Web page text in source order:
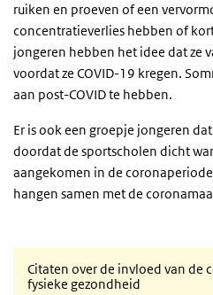
ruiken en proeven of een
concentratieverlies hebben of
jongeren hebben het idee dat ze
voordat ze COVID-19 kregen.
aan post-COVID te hebben.
Er is ook een groepje jongeren
doordat de sportscholen dicht
aangekomen in de
hangen samen met de
Citaten over de invloed van de
fysieke gezondheid